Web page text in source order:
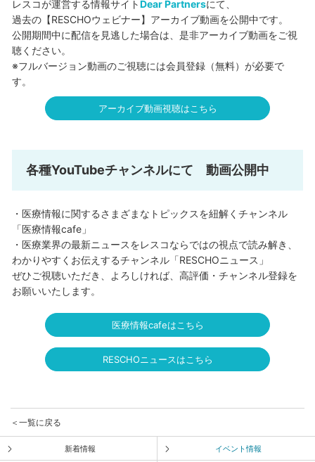
レスコが運営する情報サイトDear Partnersにて、
過去の【RESCHOウェビナー】アーカイブ動画を公開中です。
公開期間中に配信を見逃した場合は、是非アーカイブ動画をご視
聴ください。
※フルバージョン動画のご視聴には会員登録（無料）が必要で
す。
アーカイブ動画視聴はこちら
各種YouTubeチャンネルにて 動画公開中
・医療情報に関するさまざまなトピックスを紐解くチャンネル
「医療情報cafe」
・医療業界の最新ニュースをレスコならではの視点で読み解き、
わかりやすくお伝えするチャンネル「RESCHOニュース」
ぜひご視聴いただき、よろしければ、高評価・チャンネル登録を
お願いいたします。
医療情報cafeはこちら
RESCHOニュースはこちら
＜一覧に戻る
新着情報 イベント情報